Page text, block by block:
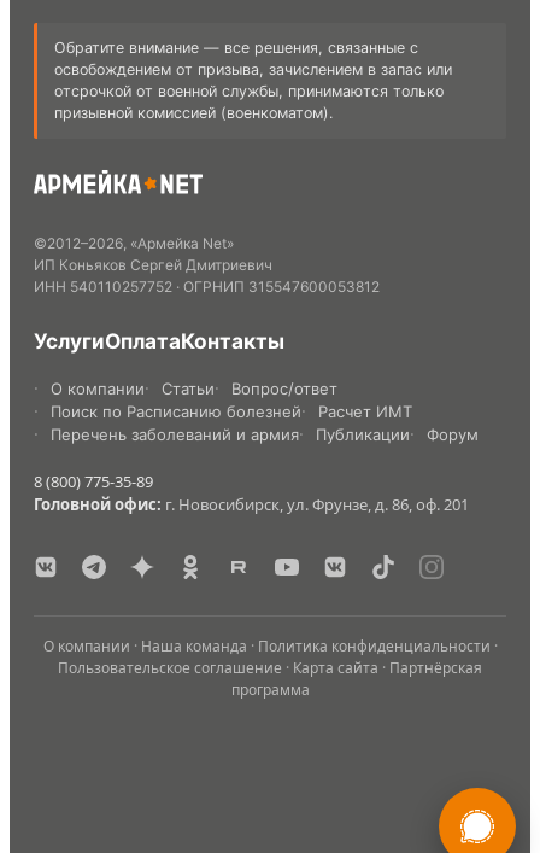
Обратите внимание — все решения, связанные с
освобождением от призыва, зачислением в запас или
отсрочкой от военной службы, принимаются только
призывной комиссией (военкоматом).
©2012–2026, «Армейка Net»
ИП Коньяков Сергей Дмитриевич
ИНН 540110257752 · ОГРНИП 315547600053812
УслугиОплатаКонтакты
О компании Статьи
Вопрос/ответ
Поиск по Расписанию болезней
Расчет ИМТ
Перечень заболеваний и армия
Публикации Форум
8 (800) 775-35-89
Головной офис: г. Новосибирск, ул. Фрунзе, д. 86, оф. 201
О компании · Наша команда · Политика конфиденциальности ·
Пользовательское соглашение · Карта сайта · Партнёрская
программа